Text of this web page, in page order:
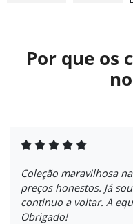
Por que os
Coleção maravilhosa
preços honestos. Já
continuo a voltar. A
Obrigado!